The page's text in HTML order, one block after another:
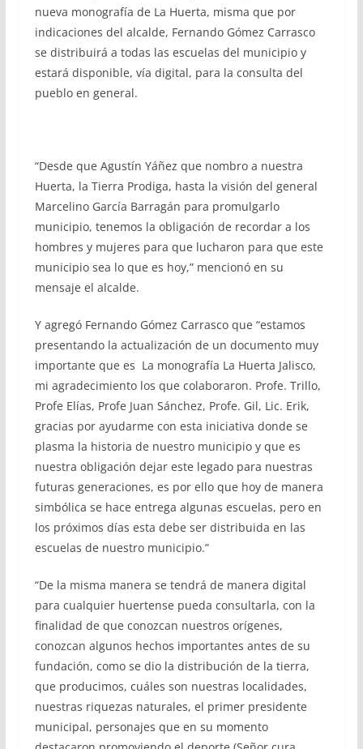
nueva monografía de La Huerta, misma que por
indicaciones del alcalde, Fernando Gómez Carrasco
se distribuirá a todas las escuelas del municipio y
estará disponible, vía digital, para la consulta del
pueblo en general.
“Desde que Agustín Yáñez que nombro a nuestra
Huerta, la Tierra Prodiga, hasta la visión del general
Marcelino García Barragán para promulgarlo
municipio, tenemos la obligación de recordar a los
hombres y mujeres para que lucharon para que este
municipio sea lo que es hoy,” mencionó en su
mensaje el alcalde.
Y agregó Fernando Gómez Carrasco que “estamos
presentando la actualización de un documento muy
importante que es La monografía La Huerta Jalisco,
mi agradecimiento los que colaboraron. Profe. Trillo,
Profe Elías, Profe Juan Sánchez, Profe. Gil, Lic. Erik,
gracias por ayudarme con esta iniciativa donde se
plasma la historia de nuestro municipio y que es
nuestra obligación dejar este legado para nuestras
futuras generaciones, es por ello que hoy de manera
simbólica se hace entrega algunas escuelas, pero en
los próximos días esta debe ser distribuida en las
escuelas de nuestro municipio.”
“De la misma manera se tendrá de manera digital
para cualquier huertense pueda consultarla, con la
finalidad de que conozcan nuestros orígenes,
conozcan algunos hechos importantes antes de su
fundación, como se dio la distribución de la tierra,
que producimos, cuáles son nuestras localidades,
nuestras riquezas naturales, el primer presidente
municipal, personajes que en su momento